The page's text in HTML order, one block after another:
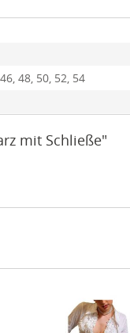
48, 50, 52, 54
mit Schließe"